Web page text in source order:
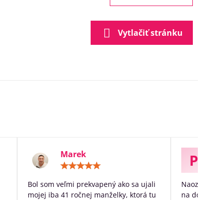
Vytlačiť stránku
Marek
/
5
Bol som veľmi prekvapený ako sa ujali
mojej iba 41 ročnej manželky, ktorá tu
P
Naozaj
na